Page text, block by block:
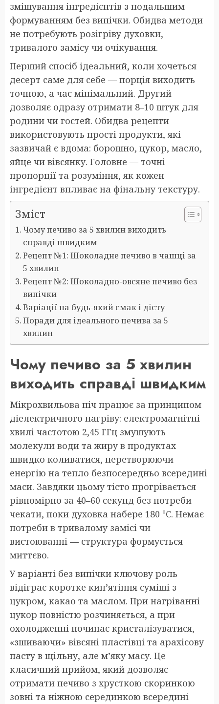
змішування інгредієнтів з подальшим
формуванням без випічки. Обидва методи
не потребують розігріву духовки,
тривалого замісу чи очікування.
Перший спосіб ідеальний, коли хочеться
десерт саме для себе — порція виходить
точною, а час мінімальний. Другий
дозволяє одразу отримати 8–10 штук для
родини чи гостей. Обидва рецепти
використовують прості продукти, які
зазвичай є вдома: борошно, цукор, масло,
яйце чи вівсянку. Головне — точні
пропорції та розуміння, як кожен
інгредієнт впливає на фінальну текстуру.
Зміст
Чому печиво за 5 хвилин виходить
справді швидким
Рецепт №1: Шоколадне печиво в чашці за
5 хвилин
Рецепт №2: Шоколадно-овсяне печиво без
випічки
Варіації на будь-який смак і дієту
Поради для ідеального печива за 5
хвилин
Чому печиво за 5 хвилин
виходить справді швидким
Мікрохвильова піч працює за принципом
діелектричного нагріву: електромагнітні
хвилі частотою 2,45 ГГц змушують
молекули води та жиру в продуктах
швидко коливатися, перетворюючи
енергію на тепло безпосередньо всередині
маси. Завдяки цьому тісто прогрівається
рівномірно за 40–60 секунд без потреби
чекати, поки духовка набере 180 °C. Немає
потреби в тривалому замісі чи
вистоюванні — структура формується
миттєво.
У варіанті без випічки ключову роль
відіграє коротке кип’ятіння суміші з
цукром, какао та маслом. При нагріванні
цукор повністю розчиняється, а при
охолодженні починає кристалізуватися,
«зшиваючи» вівсяні пластівці та арахісову
пасту в щільну, але м’яку масу. Це
класичний прийом, який дозволяє
отримати печиво з хрусткою скоринкою
зовні та ніжною серединкою всередині